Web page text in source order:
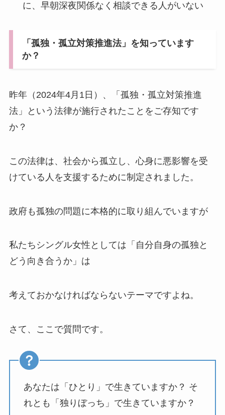
に、早朝深夜関係なく相談できる人がいない
「孤独・孤立対策推進法」を知っています
か？
昨年（2024年4月1日）、「孤独・孤立対策推進
法」という法律が施行されたことをご存知です
か？
この法律は、社会から孤立し、心身に悪影響を受
けている人を支援するために制定されました。
政府も孤独の問題に本格的に取り組んでいますが
私たちシングル女性としては「自分自身の孤独と
どう向き合うか」は
考えておかなければならないテーマですよね。
さて、ここで質問です。
あなたは「ひとり」で生きていますか？ そ
れとも「独りぼっち」で生きていますか？